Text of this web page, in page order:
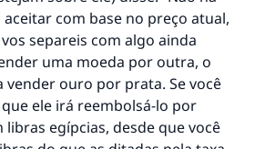
com base no preço atual,
separeis com algo ainda
uma moeda por outra, o
vender ouro por prata. Se você
ele irá reembolsá-lo por
libras egípcias, desde que você